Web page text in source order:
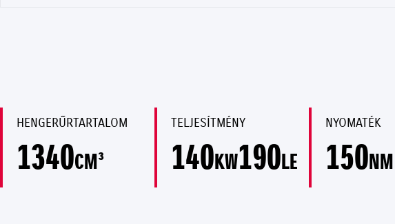
HENGERŰRTARTALOM
1340CM³
TELJESÍTMÉNY
140KW190LE
NYOMATÉK
150NM